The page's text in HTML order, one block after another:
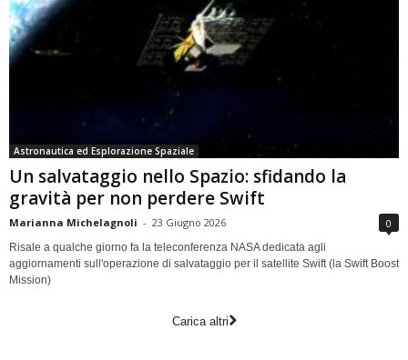
Astronautica ed Esplorazione Spaziale
Un salvataggio nello Spazio: sfidando la
gravità per non perdere Swift
Marianna Michelagnoli - 23 Giugno 2026 0
Risale a qualche giorno fa la teleconferenza NASA dedicata agli
aggiornamenti sull'operazione di salvataggio per il satellite Swift (la Swift Boost
Mission)
Carica altri